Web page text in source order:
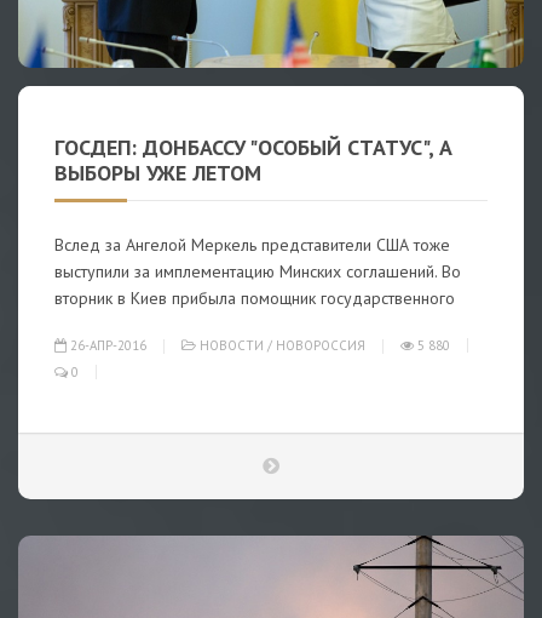
ГОСДЕП: ДОНБАССУ "ОСОБЫЙ СТАТУС", А
ВЫБОРЫ УЖЕ ЛЕТОМ
Вслед за Ангелой Меркель представители США тоже
выступили за имплементацию Минских соглашений. Во
вторник в Киев прибыла помощник государственного
26-АПР-2016 НОВОСТИ / НОВОРОССИЯ
5 880
0